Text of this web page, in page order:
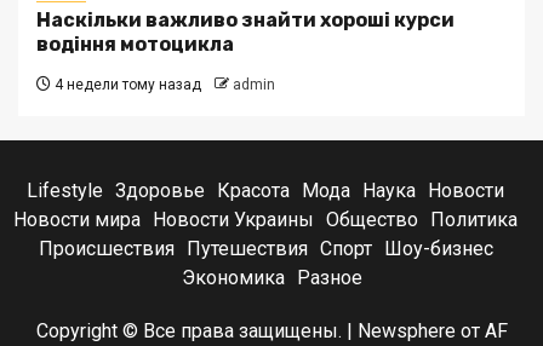
Наскільки важливо знайти хороші курси
водіння мотоцикла
4 недели тому назад admin
Lifestyle Здоровье Красота Мода Наука Новости
Новости мира Новости Украины Общество Политика
Происшествия
Путешествия Спорт
Шоу-бизнес
Экономика
Разное
Copyright © Все права защищены. | Newsphereот AF